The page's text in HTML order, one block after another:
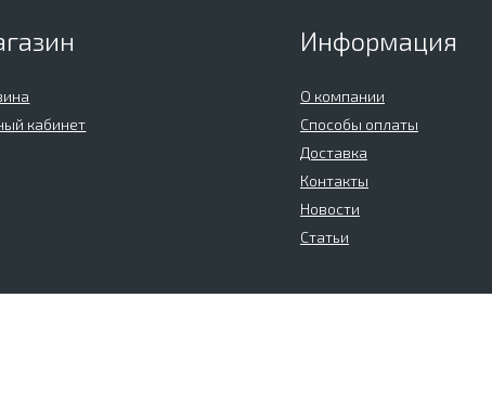
кабинет
Информация
О компании
Способы оплаты
Доставка
Контакты
Новости
Статьи